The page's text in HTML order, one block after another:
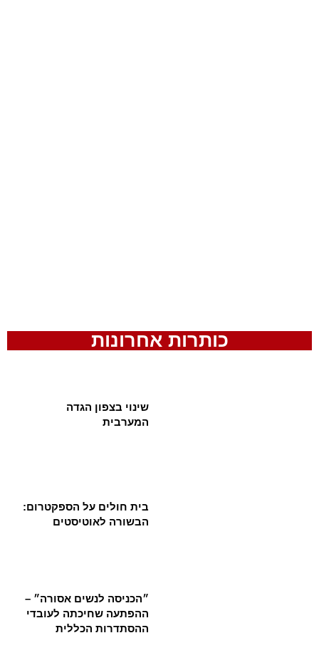
כותרות אחרונות
שינוי בצפון הגדה
המערבית
בית חולים על הספקטרום:
הבשורה לאוטיסטים
״הכניסה לנשים אסורה״ –
ההפתעה שחיכתה לעובדי
ההסתדרות הכללית